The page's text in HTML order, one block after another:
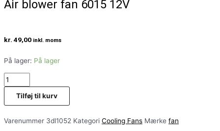
Air blower fan 6015 12V
kr. 49,00 inkl. moms
På lager: På lager
Tilføj til kurv
Varenummer 3dl1052 Kategori Cooling Fans Mærke fan